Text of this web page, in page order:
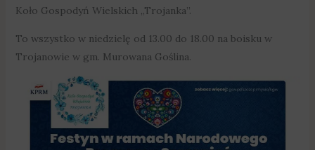
Koło Gospodyń Wielskich „Trojanka”.
To wszystko w niedzielę od 13.00 do 18.00 na boisku w
Trojanowie w gm. Murowana Goślina.